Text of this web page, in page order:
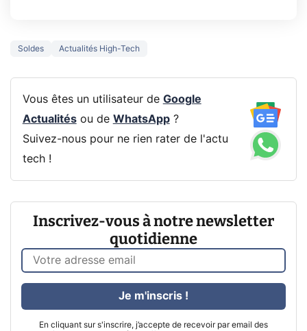
Soldes Actualités High-Tech
Vous êtes un utilisateur de Google
Actualitésou de WhatsApp?
Suivez-nous pour ne rien rater de l'actu
tech !
Inscrivez-vous à notre newsletter
quotidienne
En cliquant sur s'inscrire, j’accepte de recevoir par email des
Je m'inscris !